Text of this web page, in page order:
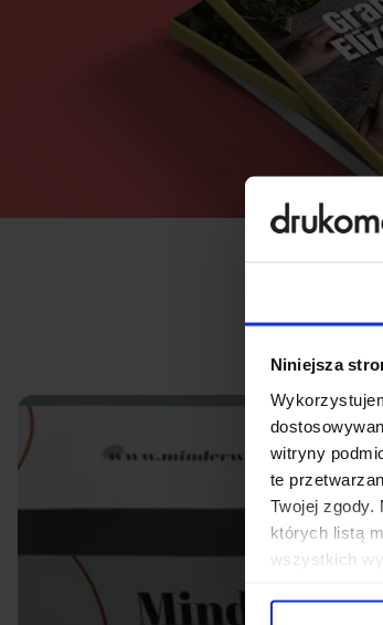
Niniejsza
witryny
te
Twojej zgody.
których listą
wszystkich